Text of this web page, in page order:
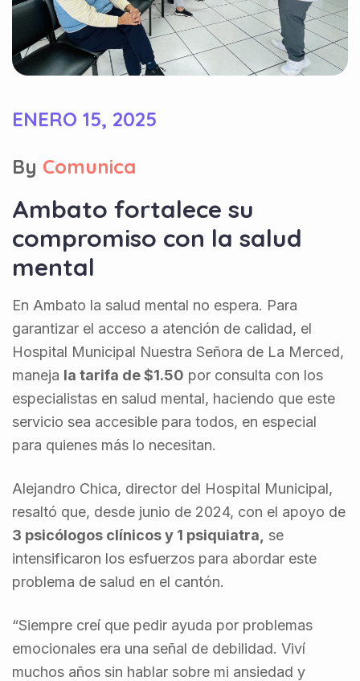
ENERO 15, 2025
By Comunica
Ambato fortalece su
compromiso con la salud
mental
En Ambato la salud mental no espera. Para
garantizar el acceso a atención de calidad, el
Hospital Municipal Nuestra Señora de La Merced,
maneja la tarifa de $1.50 por consulta con los
especialistas en salud mental, haciendo que este
servicio sea accesible para todos, en especial
para quienes más lo necesitan.
Alejandro Chica, director del Hospital Municipal,
resaltó que, desde junio de 2024, con el apoyo de
3 psicólogos clínicos y 1 psiquiatra,
se
intensificaron los esfuerzos para abordar este
problema de salud en el cantón.
“Siempre creí que pedir ayuda por problemas
emocionales era una señal de debilidad. Viví
muchos años sin hablar sobre mi ansiedad y